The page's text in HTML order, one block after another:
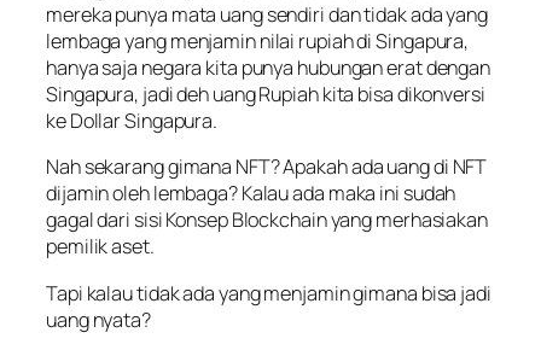
mereka punya mata uang sendiri dan tidak ada yang
lembaga yang menjamin nilai rupiah di Singapura,
hanya saja negara kita punya hubungan erat dengan
Singapura, jadi deh uang Rupiah kita bisa dikonversi
ke Dollar Singapura.
Nah sekarang gimana NFT? Apakah ada uang di NFT
dijamin oleh lembaga? Kalau ada maka ini sudah
gagal dari sisi Konsep Blockchain yang merhasiakan
pemilik aset.
Tapi kalau tidak ada yang menjamin gimana bisa jadi
uang nyata?